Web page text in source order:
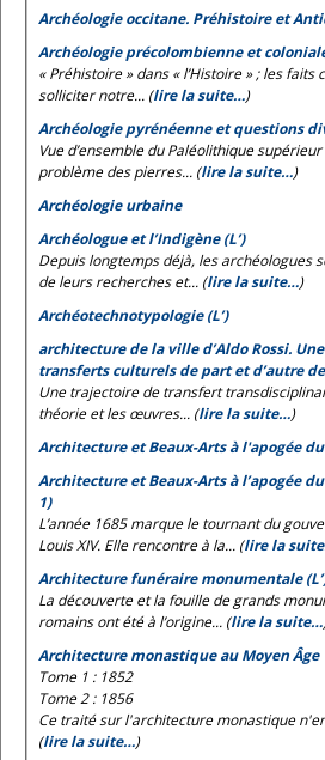
Archéologie occitane. Préhistoire et
Archéologie précolombienne et
« Préhistoire » dans « l’Histoire » ; les faits
solliciter notre... (lire la suite…)
Archéologie pyrénéenne et questions
Vue d’ensemble du Paléolithique
problème des pierres... (lire la suite…)
Archéologie urbaine
Archéologue et l’Indigène (L’)
Depuis longtemps déjà, les archéologues
de leurs recherches et... (lire la suite…)
Archéotechnotypologie (L’)
architecture de la ville d’Aldo Rossi.
Une trajectoire de transfert
théorie et les œuvres... (lire la suite…)
Architecture et Beaux-Arts à l'apogée
Architecture et Beaux-Arts à l’apogée
1)
L’année 1685 marque le tournant du
Louis XIV. Elle rencontre à la... (lire la
Architecture funéraire monumentale
La découverte et la fouille de grands
romains ont été à l’origine... (lire la suite…
Architecture monastique au Moyen Âge
Tome 1 : 1852
Tome 2 : 1856
Ce traité sur l'architecture monastique
(lire la suite…)